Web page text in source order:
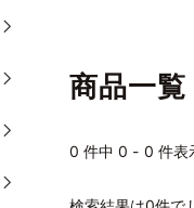
商品一覧
0 件中 0 - 0 件表